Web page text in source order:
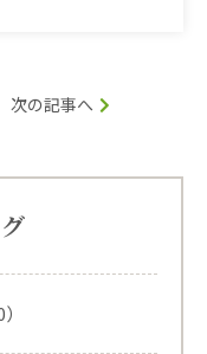
次の記事へ